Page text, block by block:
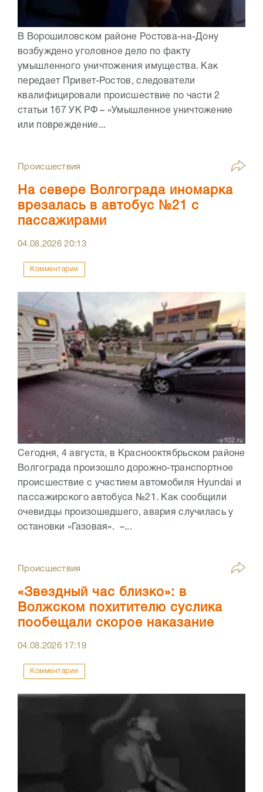
В Ворошиловском районе Ростова-на-Дону
возбуждено уголовное дело по факту
умышленного уничтожения имущества. Как
передает Привет-Ростов, следователи
квалифицировали происшествие по части 2
статьи 167 УК РФ – «Умышленное уничтожение
или повреждение...
Происшествия
На севере Волгограда иномарка
врезалась в автобус №21 с
пассажирами
04.08.202620:13
Комментарии
Сегодня, 4 августа, в Краснооктябрьском районе
Волгограда произошло дорожно-транспортное
происшествие с участием автомобиля Hyundai и
пассажирского автобуса №21. Как сообщили
очевидцы произошедшего, авария случилась у
остановки «Газовая». –...
Происшествия
«Звездный час близко»: в
Волжском похитителю суслика
пообещали скорое наказание
04.08.2026 17:19
Комментарии